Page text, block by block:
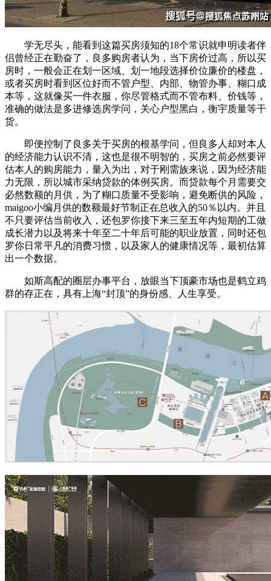
学无尽头，能看到这篇买房须知的18个常识就申明读者伴
侣曾经正在勤奋了，良多购房者认为，当下房价过高，所以买
房时，一般会正在划一区域、划一地段选择价位廉价的楼盘，
或者买房时看到区位好而不管户型、内部、物管办事、糊口成
本等，这就像买一件衣服，你尽管格式而不管布料、价钱等，
准确的做法是多进修选房学问，关心户型黑白，衡宇质量等干
货。
即便控制了良多关于买房的根基学问，但良多人却对本人
的经济能力认识不清，这也是很不明智的，买房之前必然要评
估本人的购房能力，量入为出，对于刚需族来说，因为经济能
力无限，所以城市采纳贷款的体例买房。而贷款每个月需要交
必然数额的月供，为了糊口质量不受影响，避免断供的风险，
maigoo小编月供的数额最好节制正在总收入的50％以内。并且
不只要评估当前收入，还包罗你接下来三至五年内短期的工做
成长潜力以及将来十年至二十年后可能的职业放置，同时还包
罗你日常平凡的消费习惯，以及家人的健康情况等，最初估算
出一个数据。
如斯高配的圈层办事平台，放眼当下顶豪市场也是鹤立鸡
群的存正在，具有上海“封顶”的身份感、人生享受。